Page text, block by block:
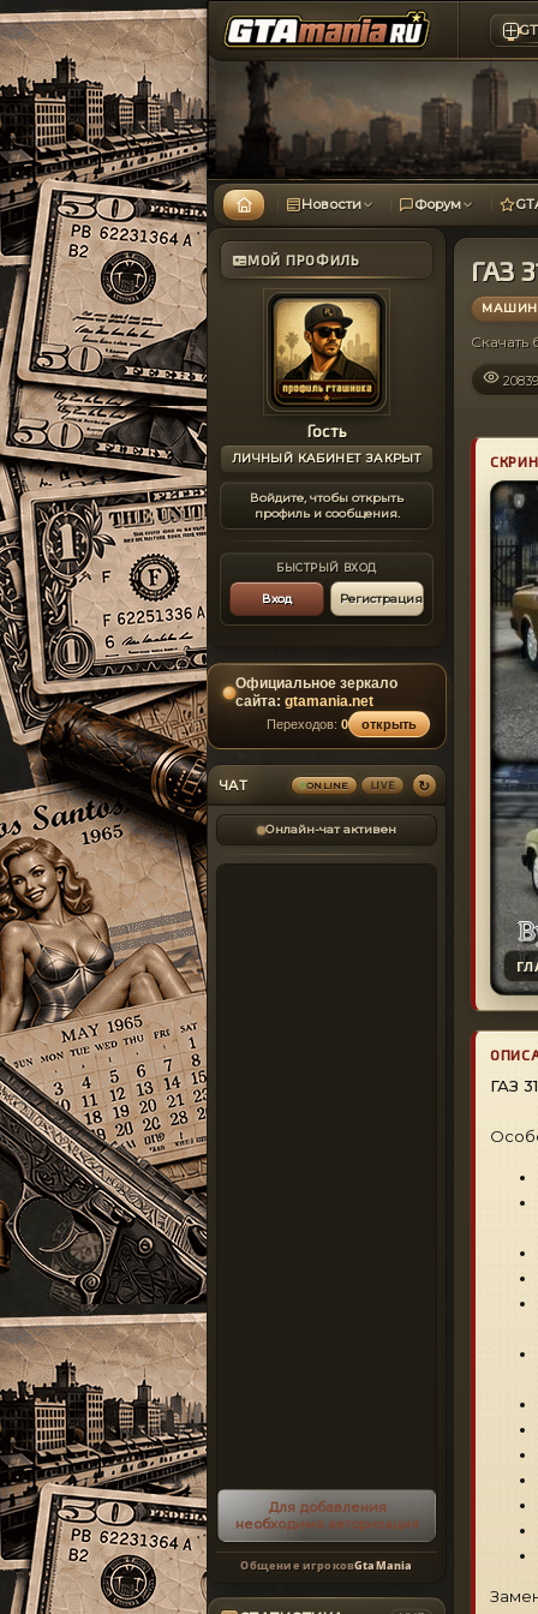
Новости Форум
МОЙ ПРОФИЛЬ
Гость
ЛИЧНЫЙ КАБИНЕТ ЗАКРЫТ
Войдите, чтобы открыть
профиль и сообщения.
БЫСТРЫЙ ВХОД
Вход Регистрация
Официальное зеркало
сайта: gtamania.net
Переходов: 0 открыть
ЧАТ ONLINE LIVE ↻
Онлайн-чат активен
Для добавления
необходима авторизация
Общение игроковGtaMania
ГАЗ
Скачать
20839
ГАЗ